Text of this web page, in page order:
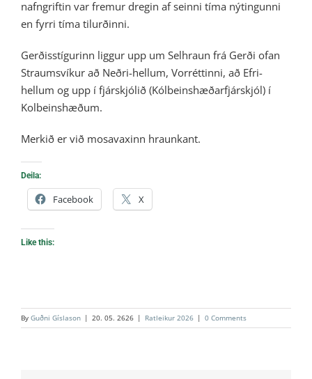
nafngriftin var fremur dregin af seinni tíma nýtingunni
en fyrri tíma tilurðinni.
Gerðisstígurinn liggur upp um Selhraun frá Gerði ofan
Straumsvíkur að Neðri-hellum, Vorréttinni, að Efri-
hellum og upp í fjárskjólið (Kólbeinshæðarfjárskjól) í
Kolbeinshæðum.
Merkið er við mosavaxinn hraunkant.
Deila:
Facebook X
Like this:
By Guðni Gíslason | 20. 05. 2626 | Ratleikur 2026 | 0 Comments